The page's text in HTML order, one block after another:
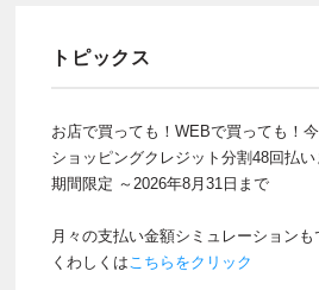
トピックス
お店で買っても！WEBで買っても！
ショッピングクレジット分割48回払い
期間限定 ～2026年8月31日まで
月々の支払い金額シミュレーションも
くわしくはこちらをクリック